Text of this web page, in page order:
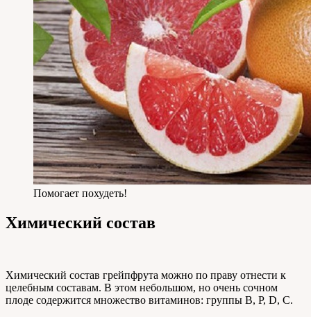
Помогает похудеть!
Химический состав
Химический состав грейпфрута можно по праву отнести к
целебным составам. В этом небольшом, но очень сочном
плоде содержится множество витаминов: группы В, Р, D, С.